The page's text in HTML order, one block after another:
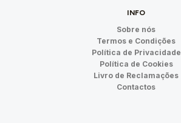
INFO
Sobre nós
Termos e Condições
Política de Privacidade
Política de Cookies
Livro de Reclamações
Contactos